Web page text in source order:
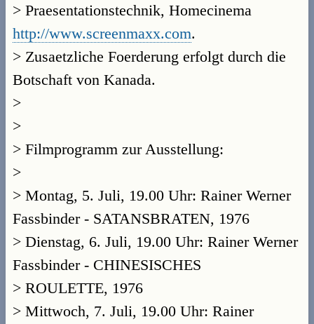
> Praesentationstechnik, Homecinema
http://www.screenmaxx.com.
> Zusaetzliche Foerderung erfolgt durch die
Botschaft von Kanada.
>
>
> Filmprogramm zur Ausstellung:
>
> Montag, 5. Juli, 19.00 Uhr: Rainer Werner
Fassbinder - SATANSBRATEN, 1976
> Dienstag, 6. Juli, 19.00 Uhr: Rainer Werner
Fassbinder - CHINESISCHES
> ROULETTE, 1976
> Mittwoch, 7. Juli, 19.00 Uhr: Rainer